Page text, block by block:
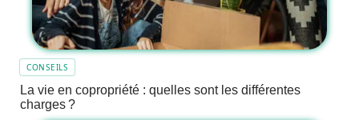
CONSEILS
La vie en copropriété : quelles sont les différentes
charges ?